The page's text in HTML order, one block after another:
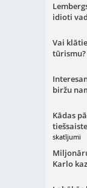
idioti
Vai
tūrismu?
biržu
Kādas
skatījumi
Karlo